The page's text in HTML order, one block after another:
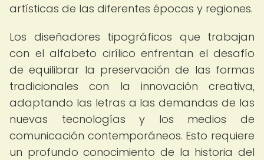
artísticas de las diferentes épocas y regiones.
Los diseñadores tipográficos que trabajan
con el alfabeto cirílico enfrentan el desafío
de equilibrar la preservación de las formas
tradicionales con la innovación creativa,
adaptando las letras a las demandas de las
nuevas tecnologías y los medios de
comunicación contemporáneos. Esto requiere
un profundo conocimiento de la historia del